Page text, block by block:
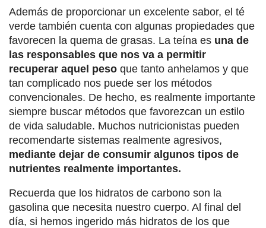
Además de proporcionar un excelente sabor, el té
verde también cuenta con algunas propiedades que
favorecen la quema de grasas. La teína es una de
las responsables que nos va a permitir
recuperar aquel peso que tanto anhelamos y que
tan complicado nos puede ser los métodos
convencionales. De hecho, es realmente importante
siempre buscar métodos que favorezcan un estilo
de vida saludable. Muchos nutricionistas pueden
recomendarte sistemas realmente agresivos,
mediante dejar de consumir algunos tipos de
nutrientes realmente importantes.
Recuerda que los hidratos de carbono son la
gasolina que necesita nuestro cuerpo. Al final del
día, si hemos ingerido más hidratos de los que